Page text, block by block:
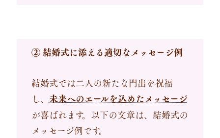
② 結婚式に添える適切なメッセージ例
結婚式では二人の新たな門出を祝福
し、 未来へのエールを込めたメッセージ
が喜ばれます。以下の文章は、結婚式の
メッセージ例です。